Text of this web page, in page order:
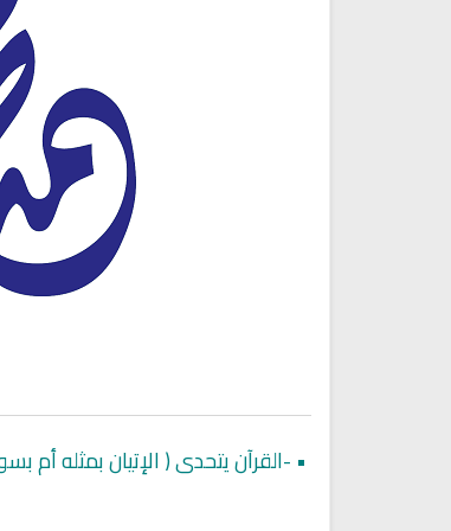
• -القرآن يتحدى ( الإتيان بمثله أم
Shariah
and Muslims
religion!